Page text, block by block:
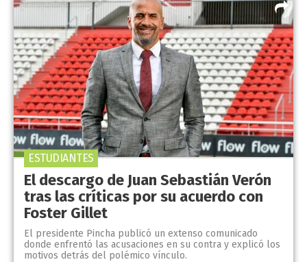
El descargo de Juan Sebastián Verón
tras las críticas por su acuerdo con
Foster Gillet
El presidente Pincha publicó un extenso comunicado
donde enfrentó las acusaciones en su contra y explicó los
motivos detrás del polémico vínculo.
ESTUDIANTES